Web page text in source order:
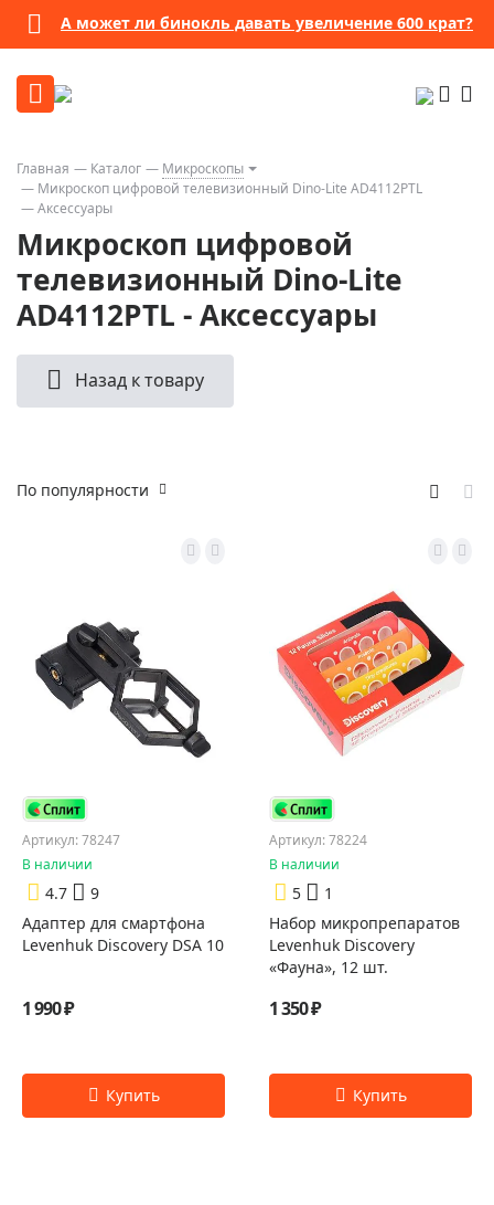
А может ли бинокль давать увеличение 600 крат?
Главная Каталог
Микроскопы
Микроскоп цифровой телевизионный Dino-Lite AD4112PTL
Аксессуары
Микроскоп цифровой
телевизионный Dino-Lite
AD4112PTL - Аксессуары
Назад к товару
По популярности
Артикул: 78247
В наличии
4.7
9
Адаптер для смартфона
Levenhuk Discovery DSA 10
1 990 ₽
Артикул: 78224
В наличии
5
1
Набор микропрепаратов
Levenhuk Discovery
«Фауна», 12 шт.
1 350 ₽